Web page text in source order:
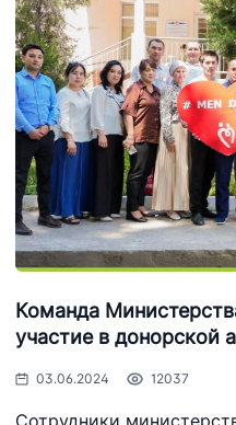
Команда
участие в донорской
03.06.2024 12037
Сотрудники